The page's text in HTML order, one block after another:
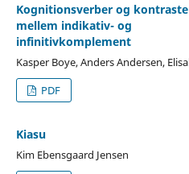
Kognitionsverber og
mellem indikativ- og
infinitivkomplement
Kasper Boye, Anders Andersen,
PDF
Kiasu
Kim Ebensgaard Jensen